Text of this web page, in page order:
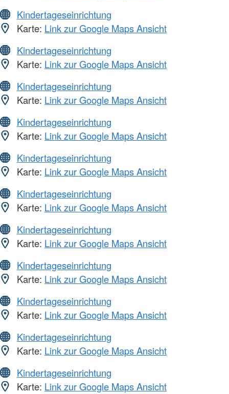
Kindertageseinrichtung
Karte: Link zur Google Maps Ansicht
Kindertageseinrichtung
Karte: Link zur Google Maps Ansicht
Kindertageseinrichtung
Karte: Link zur Google Maps Ansicht
Kindertageseinrichtung
Karte: Link zur Google Maps Ansicht
Kindertageseinrichtung
Karte: Link zur Google Maps Ansicht
Kindertageseinrichtung
Karte: Link zur Google Maps Ansicht
Kindertageseinrichtung
Karte: Link zur Google Maps Ansicht
Kindertageseinrichtung
Karte: Link zur Google Maps Ansicht
Kindertageseinrichtung
Karte: Link zur Google Maps Ansicht
Kindertageseinrichtung
Karte: Link zur Google Maps Ansicht
Kindertageseinrichtung
Karte: Link zur Google Maps Ansicht